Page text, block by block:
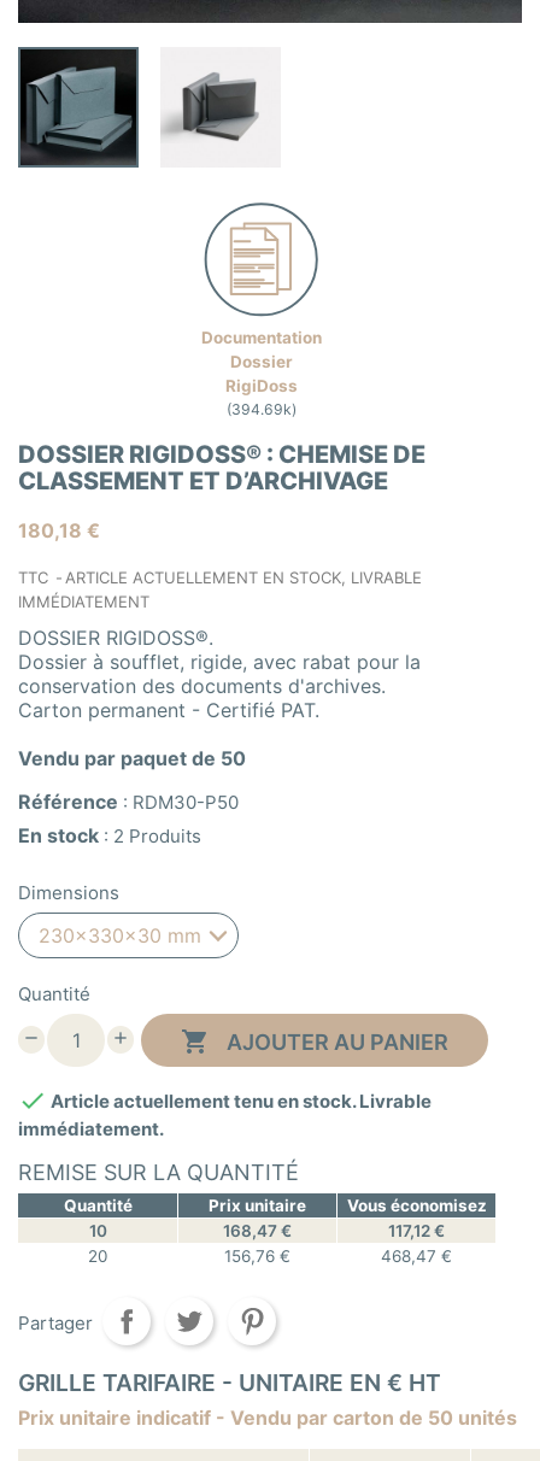
Documentation
Dossier
RigiDoss
(394.69k)
DOSSIER RIGIDOSS® : CHEMISE DE
CLASSEMENT ET D’ARCHIVAGE
180,18 €
TTC
ARTICLE ACTUELLEMENT EN STOCK, LIVRABLE
IMMÉDIATEMENT
DOSSIER RIGIDOSS®.
Dossier à soufflet, rigide, avec rabat pour la
conservation des documents d'archives.
Carton permanent - Certifié PAT.
Vendu par paquet de 50
Référence : RDM30-P50
En stock : 2 Produits
Dimensions
Quantité
 AJOUTER AU PANIER
 Article actuellement tenu en stock. Livrable
immédiatement.
REMISE SUR LA QUANTITÉ
Quantité Prix unitaire
Vous économisez
10
168,47 €
117,12 €
20
156,76 € 468,47 €
Partager
GRILLE TARIFAIRE - UNITAIRE EN € HT
Prix unitaire indicatif - Vendu par carton de 50 unités